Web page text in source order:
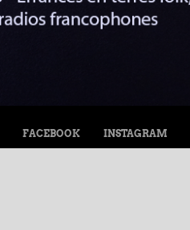
FACEBOOK INSTAGRAM